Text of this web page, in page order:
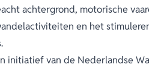
achtergrond, motorische
en het
initiatief van de Nederlandse